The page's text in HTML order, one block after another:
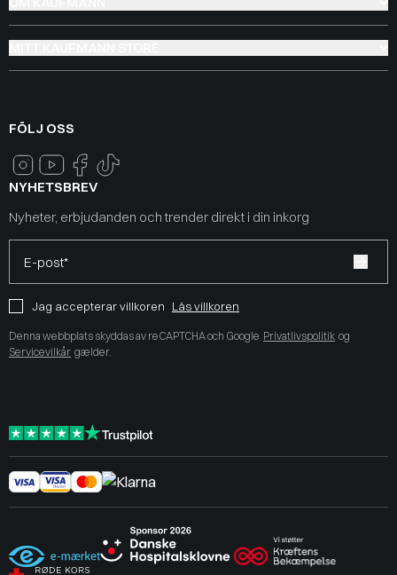
FÖLJ OSS
NYHETSBREV
Nyheter, erbjudanden och trender direkt i din inkorg
E-post*
Jag accepterar villkoren Läs villkoren
Denna webbplats skyddas av reCAPTCHA och Google Privatlivspolitik og
Servicevilkår gælder.